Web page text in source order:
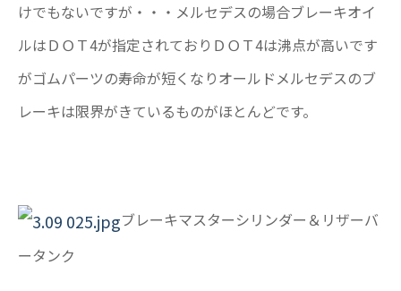
けでもないですが・・・メルセデスの場合ブレーキオイ
ルはＤＯＴ4が指定されておりＤＯＴ4は沸点が高いです
がゴムパーツの寿命が短くなりオールドメルセデスのブ
レーキは限界がきているものがほとんどです。
ブレーキマスターシリンダー＆リザーバ
ータンク